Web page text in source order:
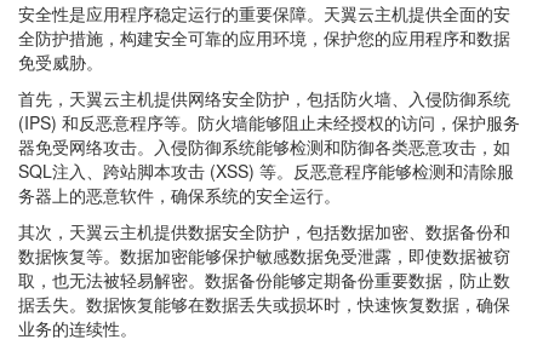
安全性是应用程序稳定运行的重要保障。天翼云主机提供全面的安
全防护措施，构建安全可靠的应用环境，保护您的应用程序和数据
免受威胁。
首先，天翼云主机提供网络安全防护，包括防火墙、入侵防御系统
(IPS) 和反恶意程序等。防火墙能够阻止未经授权的访问，保护服务
器免受网络攻击。入侵防御系统能够检测和防御各类恶意攻击，如
SQL注入、跨站脚本攻击 (XSS) 等。反恶意程序能够检测和清除服
务器上的恶意软件，确保系统的安全运行。
其次，天翼云主机提供数据安全防护，包括数据加密、数据备份和
数据恢复等。数据加密能够保护敏感数据免受泄露，即使数据被窃
取，也无法被轻易解密。数据备份能够定期备份重要数据，防止数
据丢失。数据恢复能够在数据丢失或损坏时，快速恢复数据，确保
业务的连续性。